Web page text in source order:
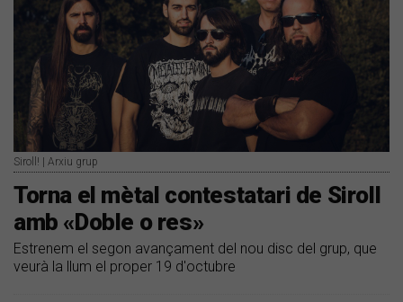
Siroll! | Arxiu grup
Torna el mètal contestatari de Siroll
amb «Doble o res»
Estrenem el segon avançament del nou disc del grup, que
veurà la llum el proper 19 d'octubre